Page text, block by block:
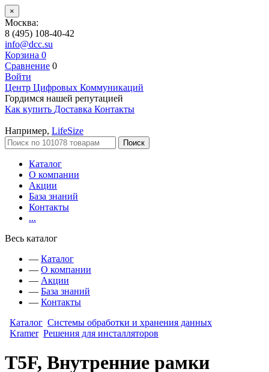
×
Москва:
8 (495) 108-40-42
info@dcc.su
Корзина 0
Сравнение 0
Войти
Центр Цифровых Коммуникаций
Гордимся нашей репутацией
Как купить Доставка Контакты
Например, LifeSize
Поиск
Каталог
О компании
Акции
База знаний
Контакты
...
Весь каталог
— Каталог
— О компании
— Акции
— База знаний
— Контакты
Каталог Системы обработки и хранения данных
Kramer Решения для инсталляторов
T5F, Внутренние рамки